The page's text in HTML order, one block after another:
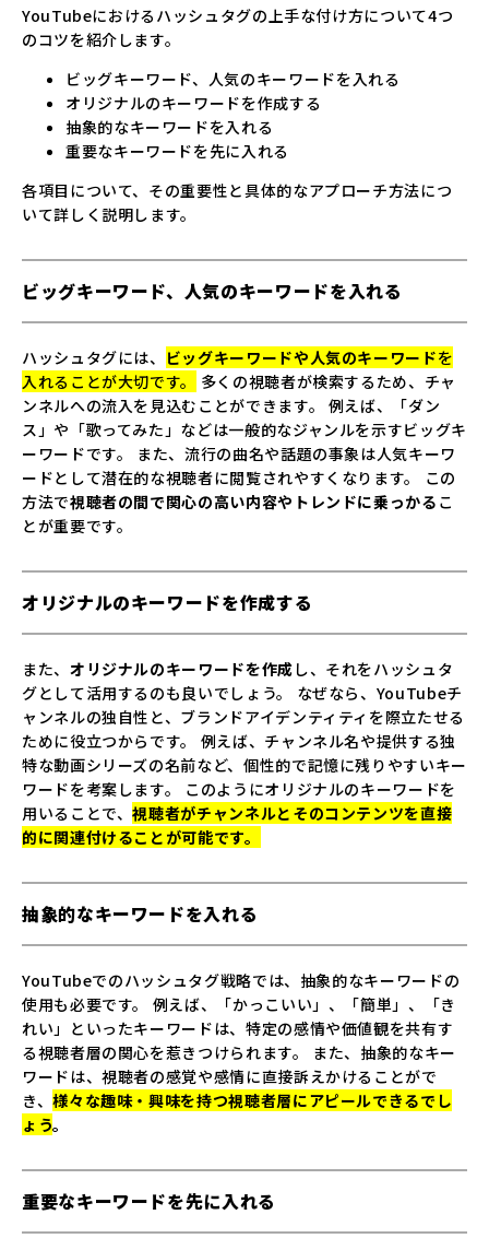
YouTubeにおけるハッシュタグの上手な付け方について4つ
のコツを紹介します。
ビッグキーワード、人気のキーワードを入れる
オリジナルのキーワードを作成する
抽象的なキーワードを入れる
重要なキーワードを先に入れる
各項目について、その重要性と具体的なアプローチ方法につ
いて詳しく説明します。
ビッグキーワード、人気のキーワードを入れる
ハッシュタグには、 ビッグキーワードや人気のキーワードを
入れることが大切です。
多くの視聴者が検索するため、チャ
ンネルへの流入を見込むことができます。 例えば、「ダン
ス」や「歌ってみた」などは一般的なジャンルを示すビッグキ
ーワードです。 また、流行の曲名や話題の事象は人気キーワ
ードとして潜在的な視聴者に閲覧されやすくなります。 この
方法で視聴者の間で関心の高い内容やトレンドに乗っかる こ
とが重要です。
オリジナルのキーワードを作成する
また、 オリジナルのキーワードを作成 し、それをハッシュタ
グとして活用するのも良いでしょう。 なぜなら、YouTubeチ
ャンネルの独自性と、ブランドアイデンティティを際立たせる
ために役立つからです。 例えば、チャンネル名や提供する独
特な動画シリーズの名前など、個性的で記憶に残りやすいキー
ワードを考案します。 このようにオリジナルのキーワードを
用いることで、視聴者がチャンネルとそのコンテンツを直接
的に関連付けることが可能です。
抽象的なキーワードを入れる
YouTubeでのハッシュタグ戦略では、抽象的なキーワードの
使用も必要です。 例えば、「かっこいい」、「簡単」、「き
れい」といったキーワードは、特定の感情や価値観を共有す
る視聴者層の関心を惹きつけられます。 また、抽象的なキー
ワードは、視聴者の感覚や感情に直接訴えかけることがで
き、様々な趣味・興味を持つ視聴者層にアピールできるでし
ょう。
重要なキーワードを先に入れる